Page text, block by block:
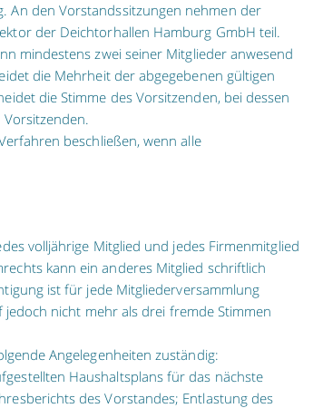
An den Vorstandssitzungen nehmen der
der Deichtorhallen Hamburg GmbH teil.
mindestens zwei seiner Mitglieder anwesend
die Mehrheit der abgegebenen gültigen
die Stimme des Vorsitzenden, bei dessen
beschließen, wenn alle
volljährige Mitglied und jedes Firmenmitglied
kann ein anderes Mitglied schriftlich
ist für jede Mitgliederversammlung
nicht mehr als drei fremde Stimmen
Angelegenheiten zuständig:
Haushaltsplans für das nächste
des Vorstandes; Entlastung des